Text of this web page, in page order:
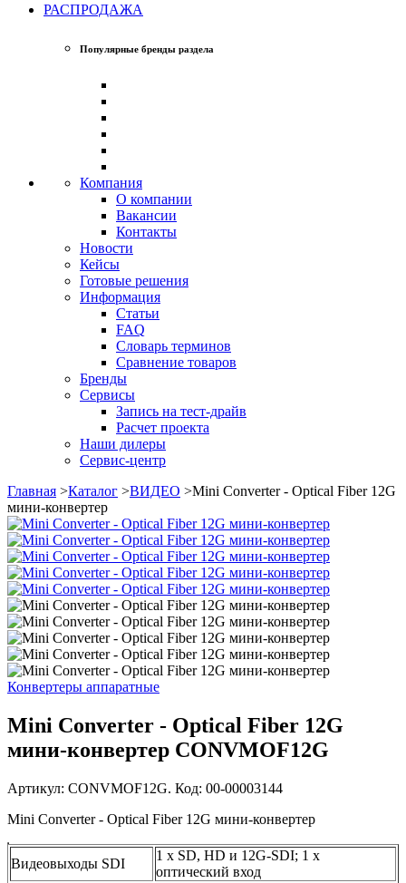
РАСПРОДАЖА
Популярные бренды раздела
Компания
О компании
Вакансии
Контакты
Новости
Кейсы
Готовые решения
Информация
Статьи
FAQ
Словарь терминов
Сравнение товаров
Бренды
Сервисы
Запись на тест-драйв
Расчет проекта
Наши дилеры
Сервис-центр
Главная >Каталог >ВИДЕО >Mini Converter - Optical Fiber 12G
мини-конвертер
Конвертеры аппаратные
Mini Converter - Optical Fiber 12G
мини-конвертер CONVMOF12G
Артикул: CONVMOF12G. Код: 00-00003144
Mini Converter - Optical Fiber 12G мини-конвертер
Видеовыходы SDI
1 x SD, HD и 12G‑SDI; 1 x
оптический вход